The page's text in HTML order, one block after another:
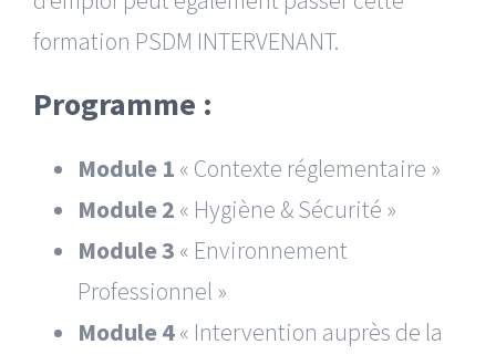
formation PSDM INTERVENANT.
Programme :
Module 1 « Contexte réglementaire »
Module 2 « Hygiène & Sécurité »
Module 3 « Environnement
Professionnel »
Module 4« Intervention auprès de la